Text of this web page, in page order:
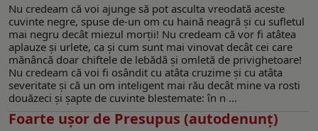
Nu credeam că voi ajunge să pot asculta vreodată aceste
cuvinte negre, spuse de-un om cu haină neagră şi cu sufletul
mai negru decât miezul morţii! Nu credeam că vor fi atâtea
aplauze şi urlete, ca şi cum sunt mai vinovat decât cei care
mănâncă doar chiftele de lebădă şi omletă de privighetoare!
Nu credeam că voi fi osândit cu atâta cruzime şi cu atâta
severitate şi că un om inteligent mai rău decât mine va rosti
douăzeci şi şapte de cuvinte blestemate: în n ...
Foarte uşor de Presupus (autodenunţ)